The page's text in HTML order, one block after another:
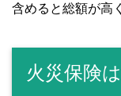
含めると総額が高
火災保険